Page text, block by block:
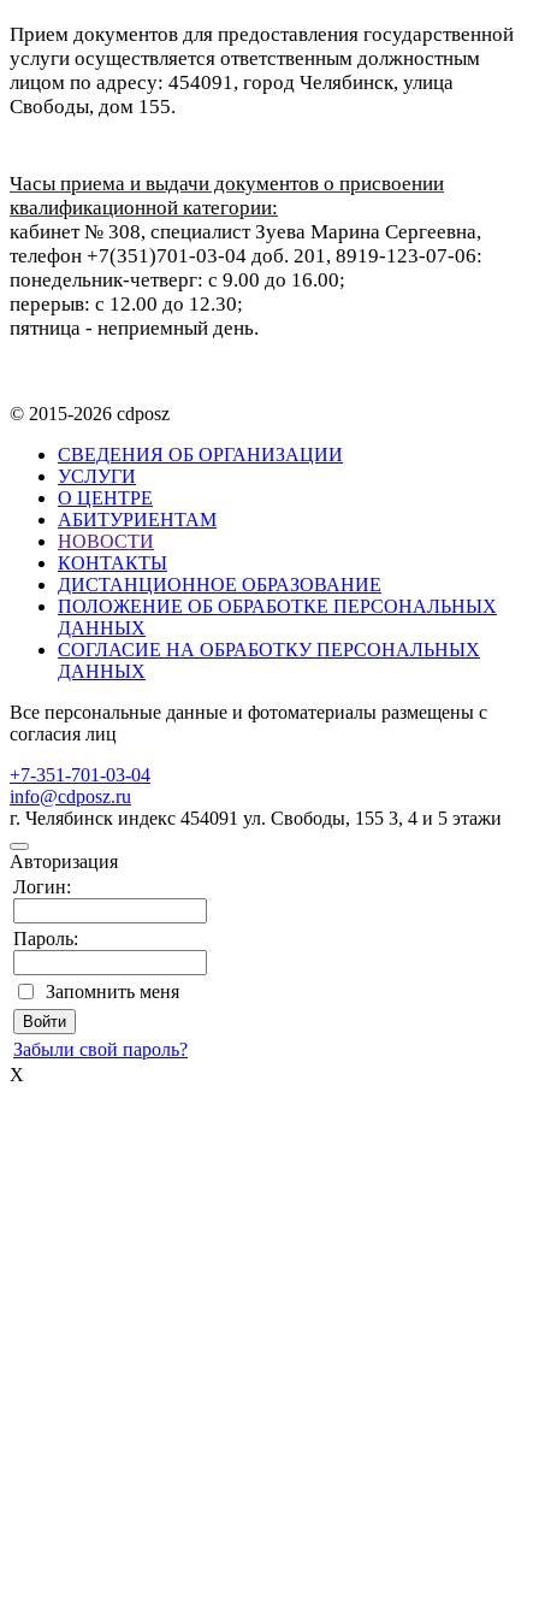
Прием документов для предоставления государственной
услуги осуществляется ответственным должностным
лицом по адресу: 454091, город Челябинск, улица
Свободы, дом 155.
Часы приема и выдачи документов о присвоении
квалификационной категории:
кабинет № 308, специалист Зуева Марина Сергеевна,
телефон +7(351)701-03-04 доб. 201, 8919-123-07-06:
понедельник-четверг: с 9.00 до 16.00;
перерыв: с 12.00 до 12.30;
пятница - неприемный день.
© 2015-2026 cdposz
СВЕДЕНИЯ ОБ ОРГАНИЗАЦИИ
УСЛУГИ
О ЦЕНТРЕ
АБИТУРИЕНТАМ
НОВОСТИ
КОНТАКТЫ
ДИСТАНЦИОННОЕ ОБРАЗОВАНИЕ
ПОЛОЖЕНИЕ ОБ ОБРАБОТКЕ ПЕРСОНАЛЬНЫХ
ДАННЫХ
СОГЛАСИЕ НА ОБРАБОТКУ ПЕРСОНАЛЬНЫХ
ДАННЫХ
Все персональные данные и фотоматериалы размещены с
согласия лиц
+7-351-701-03-04
info@cdposz.ru
г. Челябинск индекс 454091 ул. Свободы, 155 3, 4 и 5 этажи
Авторизация
Логин:
Пароль:
Запомнить меня
Забыли свой пароль?
X